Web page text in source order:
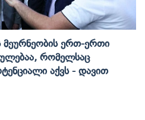
Ერთ-Ერთი
Რომელსაც
Აქვს - Დავით